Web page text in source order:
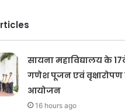
सायना महाविद्यालय के
गणेश पूजन एवं
आयोजन
16 hours ago